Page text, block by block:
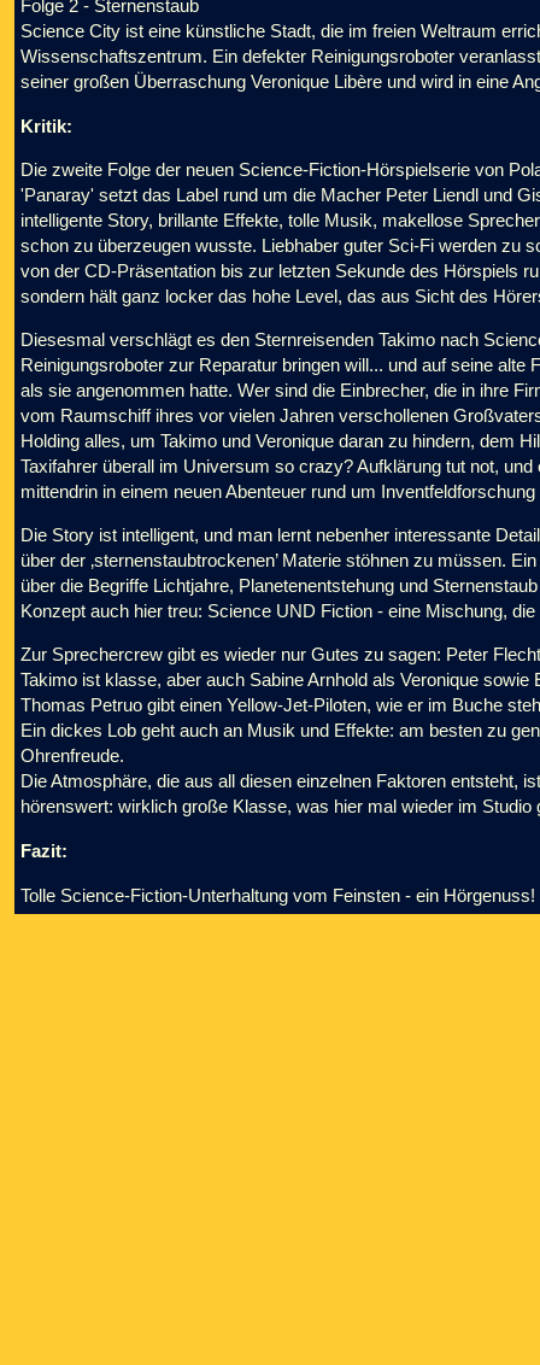
Folge 2 - Sternenstaub
Science City ist eine künstliche Stadt, die im freien Weltraum
Wissenschaftszentrum. Ein defekter Reinigungsroboter
seiner großen Überraschung Veronique Libère und wird in eine
Kritik:
Die zweite Folge der neuen Science-Fiction-Hörspielserie von
'Panaray' setzt das Label rund um die Macher Peter Liendl und
intelligente Story, brillante Effekte, tolle Musik, makellose
schon zu überzeugen wusste. Liebhaber guter Sci-Fi werden zu
von der CD-Präsentation bis zur letzten Sekunde des Hörspiels
sondern hält ganz locker das hohe Level, das aus Sicht des
Diesesmal verschlägt es den Sternreisenden Takimo nach
Reinigungsroboter zur Reparatur bringen will... und auf seine alte
als sie angenommen hatte. Wer sind die Einbrecher, die in ihre
vom Raumschiff ihres vor vielen Jahren verschollenen
Holding alles, um Takimo und Veronique daran zu hindern, dem
Taxifahrer überall im Universum so crazy? Aufklärung tut not,
mittendrin in einem neuen Abenteuer rund um
Die Story ist intelligent, und man lernt nebenher interessante
über der ‚sternenstaubtrockenen’ Materie stöhnen zu müssen.
über die Begriffe Lichtjahre, Planetenentstehung und
Konzept auch hier treu: Science UND Fiction - eine Mischung,
Zur Sprechercrew gibt es wieder nur Gutes zu sagen: Peter
Takimo ist klasse, aber auch Sabine Arnhold als Veronique
Thomas Petruo gibt einen Yellow-Jet-Piloten, wie er im Buche
Ein dickes Lob geht auch an Musik und Effekte: am besten zu
Ohrenfreude.
Die Atmosphäre, die aus all diesen einzelnen Faktoren entsteht,
hörenswert: wirklich große Klasse, was hier mal wieder im Studio
Fazit:
Tolle Science-Fiction-Unterhaltung vom Feinsten - ein Hörgenuss!